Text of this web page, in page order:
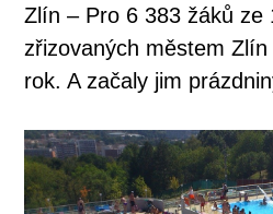
Zlín – Pro 6 383 žáků ze
zřizovaných městem
rok. A začaly jim